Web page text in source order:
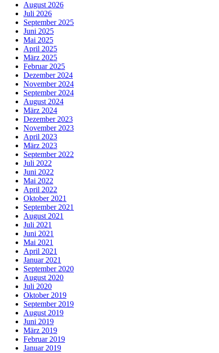
August 2026
Juli 2026
September 2025
Juni 2025
Mai 2025
April 2025
März 2025
Februar 2025
Dezember 2024
November 2024
September 2024
August 2024
März 2024
Dezember 2023
November 2023
April 2023
März 2023
September 2022
Juli 2022
Juni 2022
Mai 2022
April 2022
Oktober 2021
September 2021
August 2021
Juli 2021
Juni 2021
Mai 2021
April 2021
Januar 2021
September 2020
August 2020
Juli 2020
Oktober 2019
September 2019
August 2019
Juni 2019
März 2019
Februar 2019
Januar 2019